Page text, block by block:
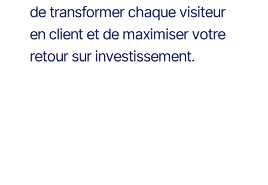
de transformer chaque visiteur
en client et de maximiser votre
retour sur investissement.